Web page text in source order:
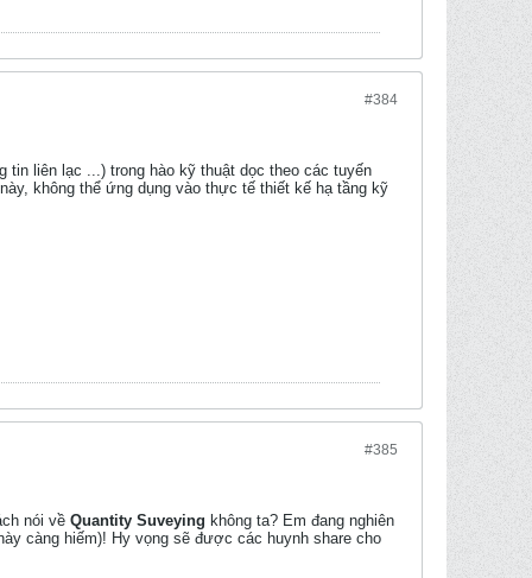
#384
liên lạc ...) trong hào kỹ thuật dọc theo các tuyến
không thể ứng dụng vào thực tế thiết kế hạ tầng kỹ
#385
nói về Quantity Suveying không ta? Em đang nghiên
càng hiếm)! Hy vọng sẽ được các huynh share cho